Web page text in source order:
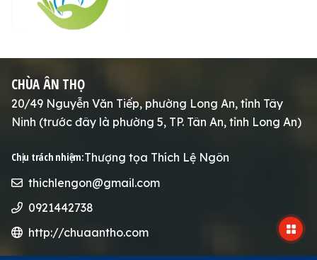
CHÙA ÂN THỌ
20/49 Nguyễn Văn Tiếp, phường Long An, tỉnh Tây
Ninh (trước đây là phường 5, TP. Tân An, tỉnh Long An)
Chịu trách nhiệm:Thượng tọa Thích Lệ Ngôn
thichlengon@gmail.com
0921442738
http://chuaantho.com